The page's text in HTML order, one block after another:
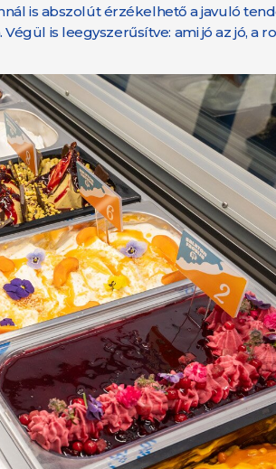
is abszolút érzékelhető a javuló
is leegyszerűsítve: ami jó az jó, a